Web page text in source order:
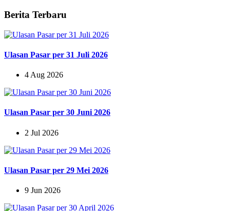
Berita Terbaru
Ulasan Pasar per 31 Juli 2026
4 Aug 2026
Ulasan Pasar per 30 Juni 2026
2 Jul 2026
Ulasan Pasar per 29 Mei 2026
9 Jun 2026